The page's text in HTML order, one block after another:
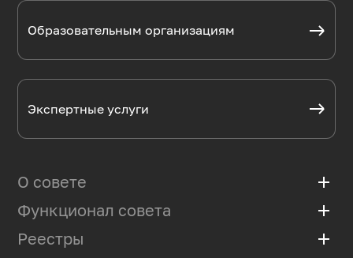
Образовательным организациям
Экспертные услуги
О совете add
Базовая организация
Положение
Функционал совета add
Мониторинг рынка труда
Реестры add